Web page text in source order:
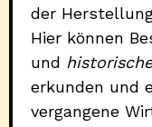
der
Hier können
und
erkunden und
vergangene